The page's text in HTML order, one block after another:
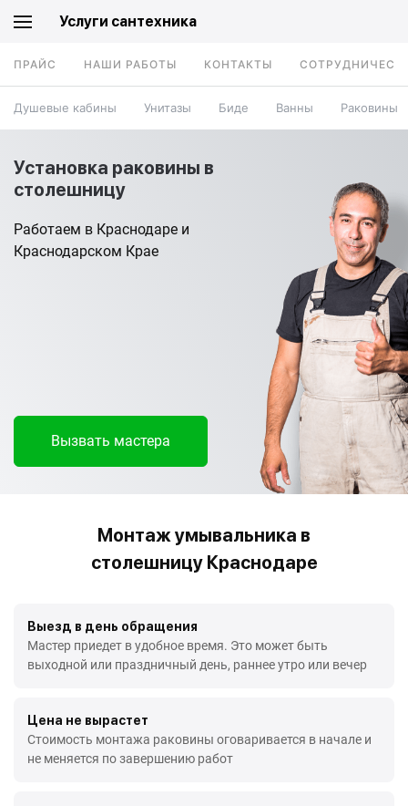
Услуги сантехника
ПРАЙС НАШИ РАБОТЫ КОНТАКТЫ
Душевые кабины Унитазы Биде Ванны Раковины
Установка раковины в
столешницу
Работаем в Краснодаре и
Краснодарском Крае
Вызвать мастера
Монтаж умывальника в
столешницу Краснодаре
Выезд в день обращения
Мастер приедет в удобное время. Это может быть
выходной или праздничный день, раннее утро или вечер
Цена не вырастет
Стоимость монтажа раковины оговаривается в начале и
не меняется по завершению работ